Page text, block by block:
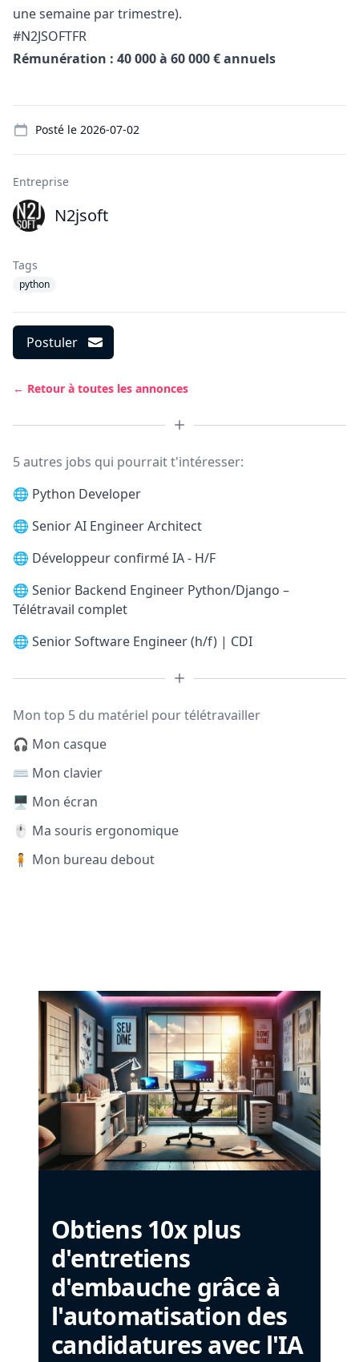
une semaine par trimestre).
#N2JSOFTFR
Rémunération : 40 000 à 60 000 € annuels
Posté le 2026-07-02
Entreprise
N2jsoft
Tags
python
Postuler
← Retour à toutes les annonces
5 autres jobs qui pourrait t'intéresser:
🌐 Python Developer
🌐 Senior AI Engineer Architect
🌐 Développeur confirmé IA - H/F
🌐 Senior Backend Engineer Python/Django –
Télétravail complet
🌐 Senior Software Engineer (h/f) | CDI
Mon top 5 du matériel pour télétravailler
🎧 Mon casque
⌨️ Mon clavier
🖥️ Mon écran
🖱️ Ma souris ergonomique
🧍 Mon bureau debout
Obtiens 10x plus
d'entretiens
d'embauche grâce à
l'automatisation des
candidatures avec l'IA